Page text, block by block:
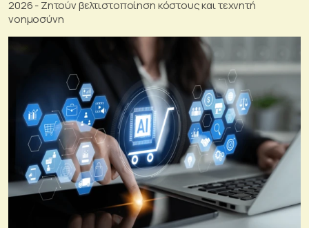
2026 - Ζητούν βελτιστοποίηση κόστους και τεχνητή
νοημοσύνη